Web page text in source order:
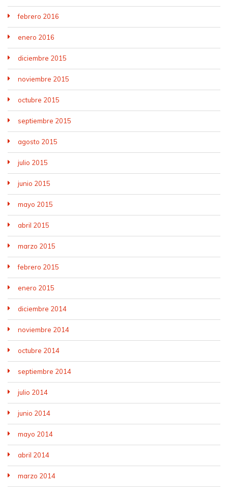
febrero 2016
enero 2016
diciembre 2015
noviembre 2015
octubre 2015
septiembre 2015
agosto 2015
julio 2015
junio 2015
mayo 2015
abril 2015
marzo 2015
febrero 2015
enero 2015
diciembre 2014
noviembre 2014
octubre 2014
septiembre 2014
julio 2014
junio 2014
mayo 2014
abril 2014
marzo 2014